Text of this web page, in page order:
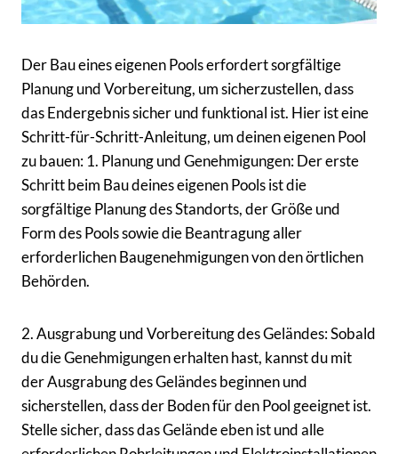
Der Bau eines eigenen Pools erfordert sorgfältige
Planung und Vorbereitung, um sicherzustellen, dass
das Endergebnis sicher und funktional ist. Hier ist eine
Schritt-für-Schritt-Anleitung, um deinen eigenen Pool
zu bauen: 1. Planung und Genehmigungen: Der erste
Schritt beim Bau deines eigenen Pools ist die
sorgfältige Planung des Standorts, der Größe und
Form des Pools sowie die Beantragung aller
erforderlichen Baugenehmigungen von den örtlichen
Behörden.
2. Ausgrabung und Vorbereitung des Geländes: Sobald
du die Genehmigungen erhalten hast, kannst du mit
der Ausgrabung des Geländes beginnen und
sicherstellen, dass der Boden für den Pool geeignet ist.
Stelle sicher, dass das Gelände eben ist und alle